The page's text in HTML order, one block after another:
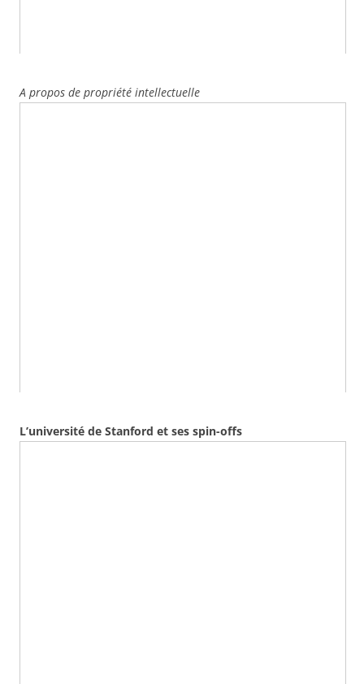
A propos de propriété intellectuelle
L’université de Stanford et ses spin-offs